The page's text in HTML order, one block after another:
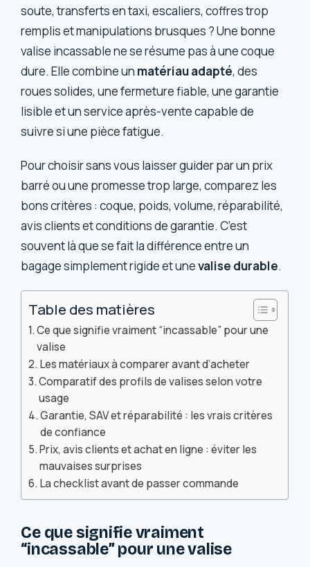
soute, transferts en taxi, escaliers, coffres trop
remplis et manipulations brusques ? Une bonne
valise incassable ne se résume pas à une coque
dure. Elle combine un matériau adapté, des
roues solides, une fermeture fiable, une garantie
lisible et un service après-vente capable de
suivre si une pièce fatigue.
Pour choisir sans vous laisser guider par un prix
barré ou une promesse trop large, comparez les
bons critères : coque, poids, volume, réparabilité,
avis clients et conditions de garantie. C’est
souvent là que se fait la différence entre un
bagage simplement rigide et unevalise durable.
Table des matières
Ce que signifie vraiment “incassable” pour une
valise
Les matériaux à comparer avant d’acheter
Comparatif des profils de valises selon votre
usage
Garantie, SAV et réparabilité : les vrais critères
de confiance
Prix, avis clients et achat en ligne : éviter les
mauvaises surprises
La checklist avant de passer commande
Ce que signifie vraiment
“incassable” pour une valise